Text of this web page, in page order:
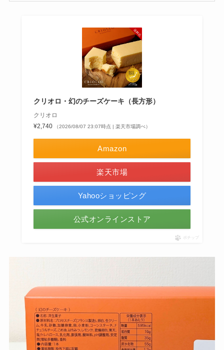
クリオロ・幻のチーズケーキ（長方形）
クリオロ
¥2,740
（2026/08/07 23:07時点 | 楽天市場調べ）
Amazon
楽天市場
Yahooショッピング
公式オンラインストア
ポチップ